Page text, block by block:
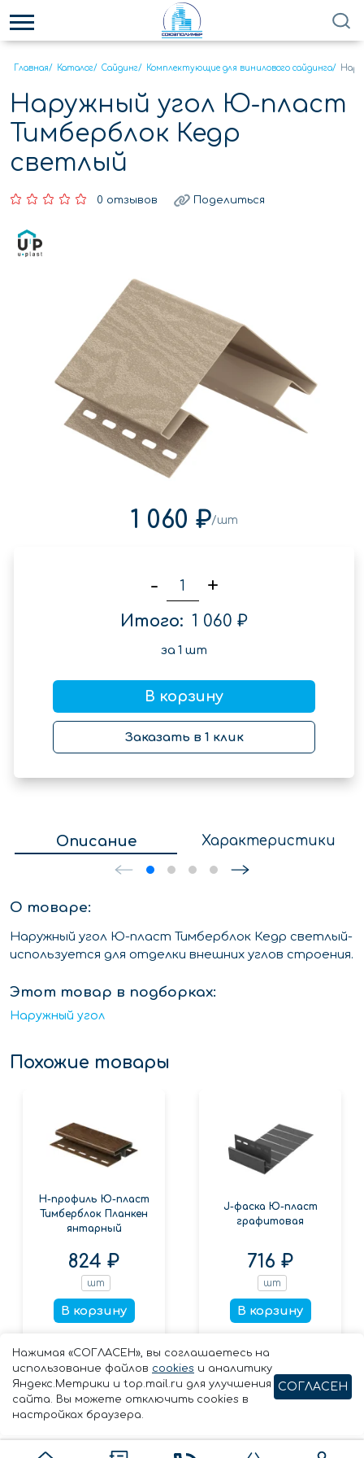
Главная/ Каталог/ Сайдинг/ Комплектующие для винилового сайдинга/
Наружный угол Ю-пласт
Тимберблок Кедр
светлый
0 отзывов Поделиться
1 060 ₽/шт
- +
Итого: 1 060 ₽
за 1 шт
В корзину
Заказать в 1 клик
Описание Характеристики
О товаре:
Наружный угол Ю-пласт Тимберблок Кедр светлый-
используется для отделки внешних углов строения.
Этот товар в подборках:
Наружный угол
Похожие товары
Н-профиль Ю-пласт
Тимберблок Планкен
янтарный
824 ₽
шт
В корзину
J-фаска Ю-пласт
графитовая
716 ₽
шт
В корзину
Нажимая «СОГЛАСЕН», вы соглашаетесь на
использование файлов cookies и аналитику
Яндекс.Метрики и top.mail.ru для улучшения
сайта. Вы можете отключить cookies в
настройках браузера.
СОГЛАСЕН